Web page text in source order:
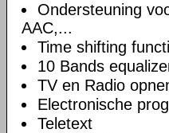
Ondersteuning
AAC,...
Time shifting
10 Bands
TV en Radio
Electronische
Teletext